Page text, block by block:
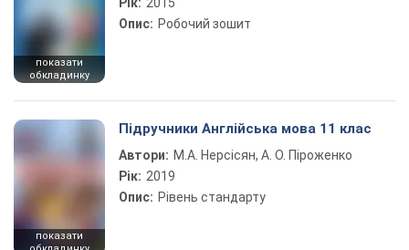
показати
обкладинку
Опис: Робочий зошит
показати
Підручники Англійська мова 11 клас
Автори: М.А. Нерсісян, А. О. Піроженко
Рік: 2019
Опис: Рівень стандарту